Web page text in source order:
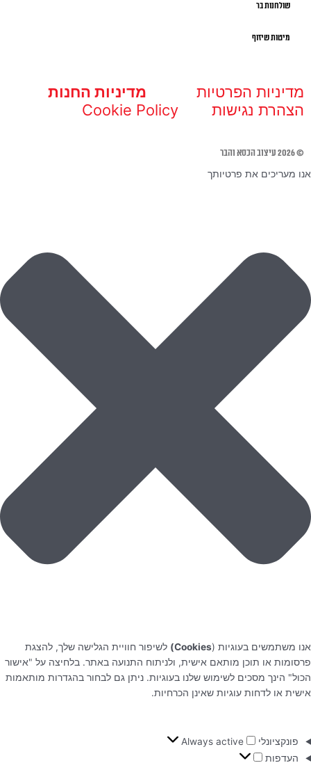
שולחנות בר
מיטות שיזוף
מדיניות הפרטיות
מדיניות החנות
הצהרת נגישות
Cookie Policy
© 2026 עיצוב הכסא והבר
אנו מעריכים את פרטיותך
אנו משתמשים בעוגיות (Cookies)
לשיפור חוויית הגלישה שלך, להצגת
פרסומות או תוכן מותאם אישית, ולניתוח התנועה באתר. בלחיצה על "אישור
הכול" הינך מסכים לשימוש שלנו בעוגיות. ניתן גם לבחור בהגדרות מותאמות
אישית או לדחות עוגיות שאינן הכרחיות.
פונקציונלי
Always active
העדפות